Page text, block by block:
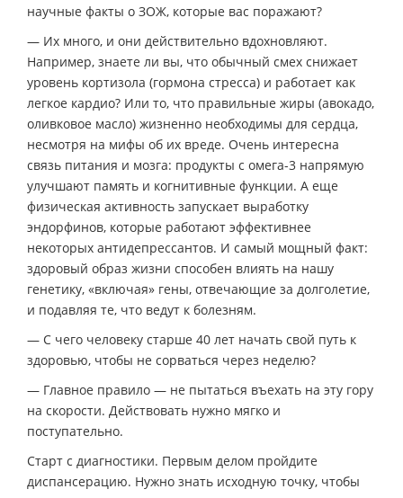
научные факты о ЗОЖ, которые вас поражают?
— Их много, и они действительно вдохновляют.
Например, знаете ли вы, что обычный смех снижает
уровень кортизола (гормона стресса) и работает как
легкое кардио? Или то, что правильные жиры (авокадо,
оливковое масло) жизненно необходимы для сердца,
несмотря на мифы об их вреде. Очень интересна
связь питания и мозга: продукты с омега-3 напрямую
улучшают память и когнитивные функции. А еще
физическая активность запускает выработку
эндорфинов, которые работают эффективнее
некоторых антидепрессантов. И самый мощный факт:
здоровый образ жизни способен влиять на нашу
генетику, «включая» гены, отвечающие за долголетие,
и подавляя те, что ведут к болезням.
— С чего человеку старше 40 лет начать свой путь к
здоровью, чтобы не сорваться через неделю?
— Главное правило — не пытаться въехать на эту гору
на скорости. Действовать нужно мягко и
поступательно.
Старт с диагностики. Первым делом пройдите
диспансерацию. Нужно знать исходную точку, чтобы